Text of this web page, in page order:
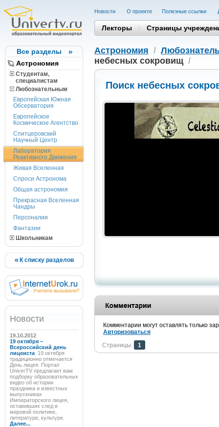
Все разделы
Астрономия
Студентам,
cпециалистам
Любознательным
Европейская Южная
Обсерватория
Европейское
Космическое Агентство
Спитцеровский
Научный Центр
Лаборатория
Реактивного Движения
Живая Вселенная
Спроси Астронома
Общая астрономия
Прекрасная Вселенная
Чандры
Персоналии
Фантазии
Школьникам
К списку разделов
Новости
19.10.2012
19 октября –
Всероссийский день
лицеиста 19 октября
традиционно отмечается
День лицея. Портал
UniverTV предлагает вам
подборку образовательных
видео об истории
праздника и известных
выпускниках
Императорского лицея,
оставивших след в
мировой политике,
литературе, культуре.
Далее...
Новости О проекте Полезные cсылки
Лекторы Страницы
Астрономия /
небесных сокровищ /
Поиск небесных
Комментарии могут оставлять только
Авторизоваться
Страницы:
1